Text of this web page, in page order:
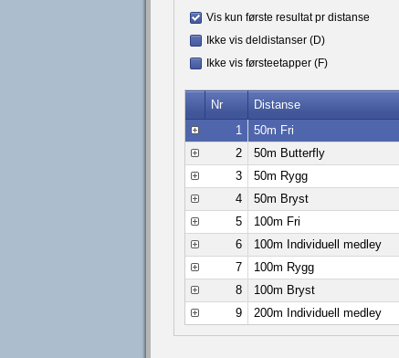
Vis kun første resultat pr distanse
Ikke vis deldistanser (D)
Ikke vis førsteetapper (F)
Nr Distanse
1
50m Fri
2
50m Butterfly
3
50m Rygg
4
50m Bryst
5
100m Fri
6
100m Individuell medley
7
100m Rygg
8
100m Bryst
9
200m Individuell medley